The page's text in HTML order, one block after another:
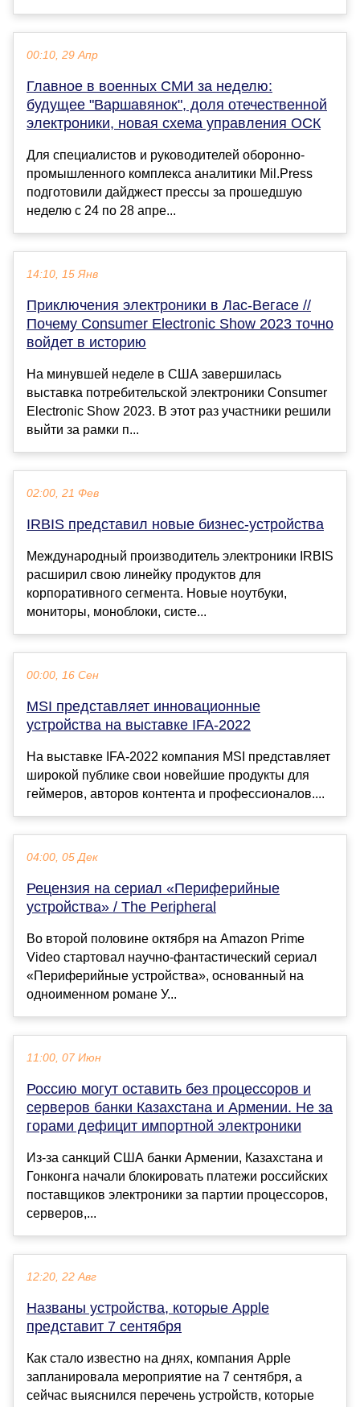
00:10, 29 Апр
Главное в военных СМИ за неделю:
будущее "Варшавянок", доля отечественной
электроники, новая схема управления ОСК
Для специалистов и руководителей оборонно-
промышленного комплекса аналитики Mil.Press
подготовили дайджест прессы за прошедшую
неделю с 24 по 28 апре...
14:10, 15 Янв
Приключения электроники в Лас-Вегасе //
Почему Consumer Electronic Show 2023 точно
войдет в историю
На минувшей неделе в США завершилась
выставка потребительской электроники Consumer
Electronic Show 2023. В этот раз участники решили
выйти за рамки п...
02:00, 21 Фев
IRBIS представил новые бизнес-устройства
Международный производитель электроники IRBIS
расширил свою линейку продуктов для
корпоративного сегмента. Новые ноутбуки,
мониторы, моноблоки, систе...
00:00, 16 Сен
MSI представляет инновационные
устройства на выставке IFA-2022
На выставке IFA-2022 компания MSI представляет
широкой публике свои новейшие продукты для
геймеров, авторов контента и профессионалов....
04:00, 05 Дек
Рецензия на сериал «Периферийные
устройства» / The Peripheral
Во второй половине октября на Amazon Prime
Video стартовал научно-фантастический сериал
«Периферийные устройства», основанный на
одноименном романе У...
11:00, 07 Июн
Россию могут оставить без процессоров и
серверов банки Казахстана и Армении. Не за
горами дефицит импортной электроники
Из-за санкций США банки Армении, Казахстана и
Гонконга начали блокировать платежи российских
поставщиков электроники за партии процессоров,
серверов,...
12:20, 22 Авг
Названы устройства, которые Apple
представит 7 сентября
Как стало известно на днях, компания Apple
запланировала мероприятие на 7 сентября, а
сейчас выяснился перечень устройств, которые